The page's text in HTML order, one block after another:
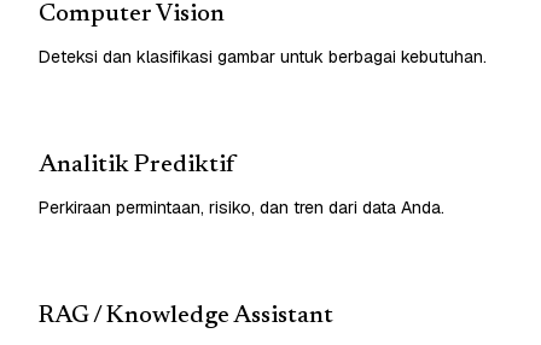
Computer Vision
Deteksi dan klasifikasi gambar untuk berbagai kebutuhan.
Analitik Prediktif
Perkiraan permintaan, risiko, dan tren dari data Anda.
RAG / Knowledge Assistant